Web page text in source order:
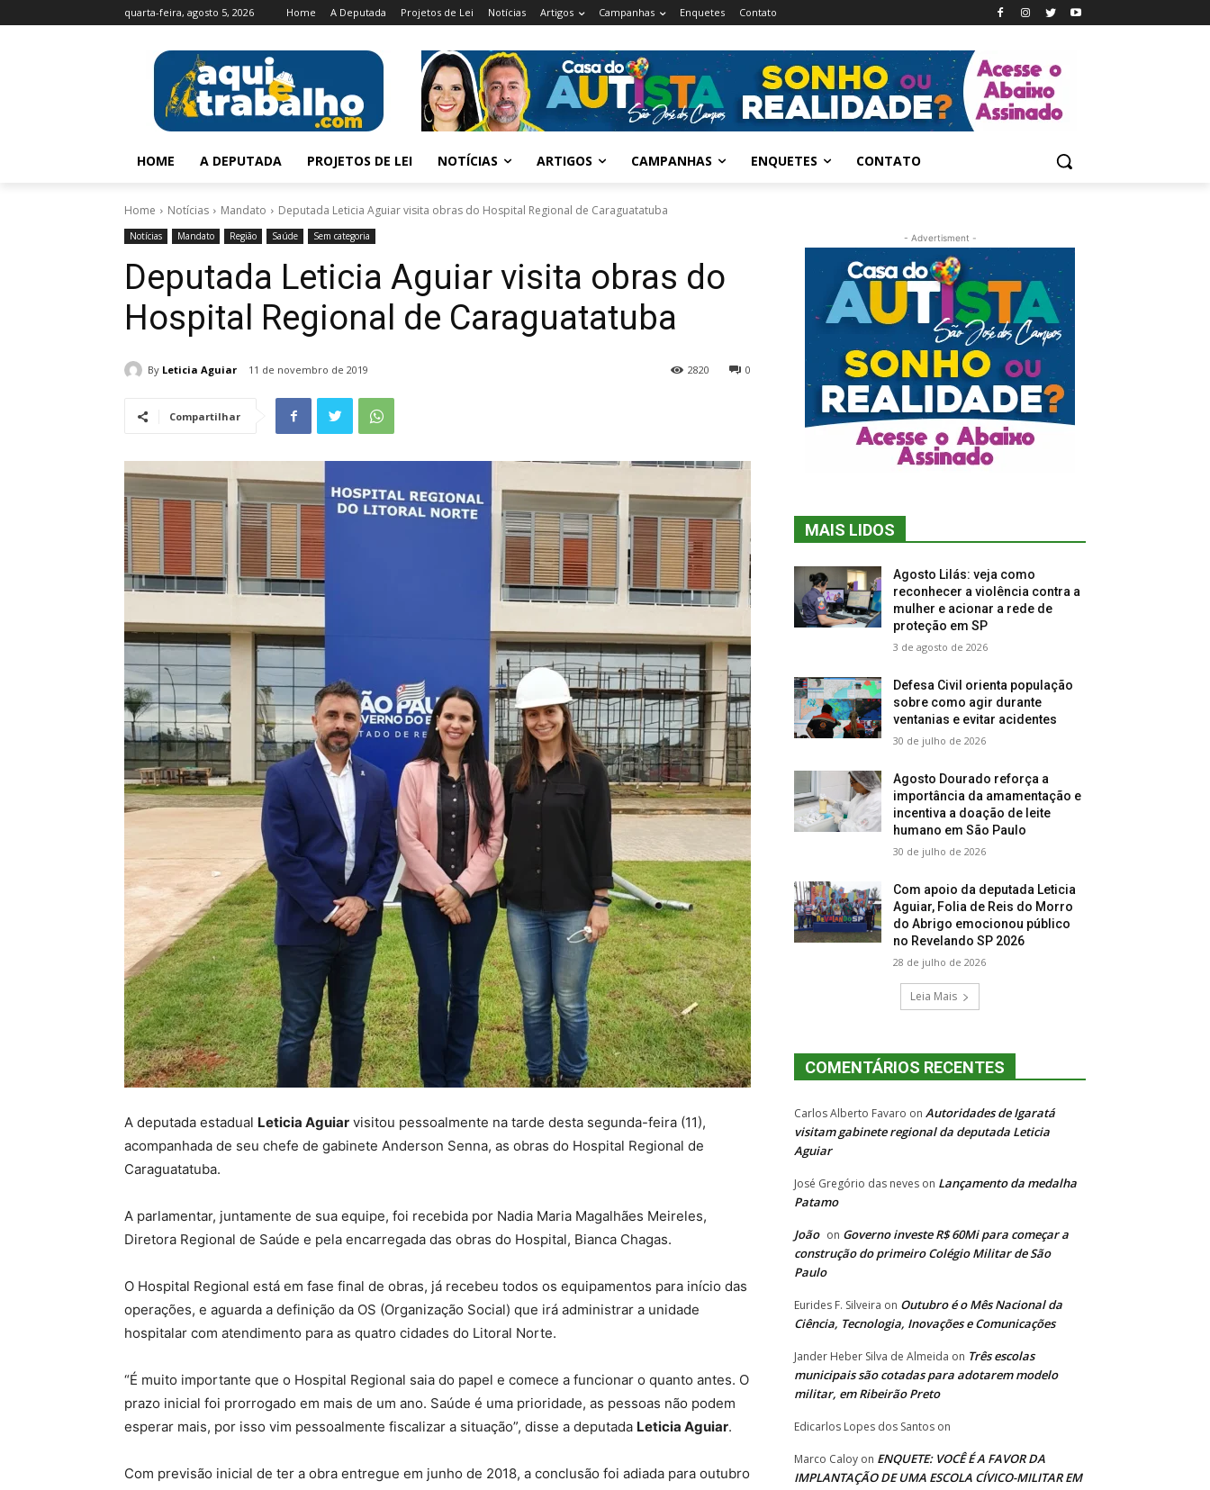
quarta-feira, agosto 5, 2026 Home A Deputada Projetos de Lei Notícias Artigos Campanhas Enquetes Contato
HOME A DEPUTADA PROJETOS DE LEI NOTÍCIAS ARTIGOS CAMPANHAS ENQUETES CONTATO
Home Notícias Mandato Deputada Leticia Aguiar visita obras do Hospital Regional de Caraguatatuba
Notícias Mandato Região Saúde Sem categoria
Deputada Leticia Aguiar visita obras do
Hospital Regional de Caraguatatuba
By Leticia Aguiar 11 de novembro de 2019 0
2820
Compartilhar
A deputada estadual Leticia Aguiar visitou pessoalmente na tarde desta segunda-feira (11),
acompanhada de seu chefe de gabinete Anderson Senna, as obras do Hospital Regional de
Caraguatatuba.
A parlamentar, juntamente de sua equipe, foi recebida por Nadia Maria Magalhães Meireles,
Diretora Regional de Saúde e pela encarregada das obras do Hospital, Bianca Chagas.
O Hospital Regional está em fase final de obras, já recebeu todos os equipamentos para início das
operações, e aguarda a definição da OS (Organização Social) que irá administrar a unidade
hospitalar com atendimento para as quatro cidades do Litoral Norte.
“É muito importante que o Hospital Regional saia do papel e comece a funcionar o quanto antes. O
prazo inicial foi prorrogado em mais de um ano. Saúde é uma prioridade, as pessoas não podem
esperar mais, por isso vim pessoalmente fiscalizar a situação”, disse a deputada Leticia Aguiar.
Com previsão inicial de ter a obra entregue em junho de 2018, a conclusão foi adiada para outubro
- Advertisment -
MAIS LIDOS
Agosto Lilás: veja como
reconhecer a violência contra a
mulher e acionar a rede de
proteção em SP
3 de agosto de 2026
Defesa Civil orienta população
sobre como agir durante
ventanias e evitar acidentes
30 de julho de 2026
Agosto Dourado reforça a
importância da amamentação e
incentiva a doação de leite
humano em São Paulo
30 de julho de 2026
Com apoio da deputada Leticia
Aguiar, Folia de Reis do Morro
do Abrigo emocionou público
no Revelando SP 2026
28 de julho de 2026
Leia Mais
COMENTÁRIOS RECENTES
Carlos Alberto Favaro on Autoridades de Igaratá
visitam gabinete regional da deputada Leticia
Aguiar
José Gregório das neves on Lançamento da medalha
Patamo
João on Governo investe R$ 60Mi para começar a
construção do primeiro Colégio Militar de São
Paulo
Eurides F. Silveira on Outubro é o Mês Nacional da
Ciência, Tecnologia, Inovações e Comunicações
Jander Heber Silva de Almeida on Três escolas
municipais são cotadas para adotarem modelo
militar, em Ribeirão Preto
Edicarlos Lopes dos Santos on
Marco Caloy on ENQUETE: VOCÊ É A FAVOR DA
IMPLANTAÇÃO DE UMA ESCOLA CÍVICO-MILITAR EM